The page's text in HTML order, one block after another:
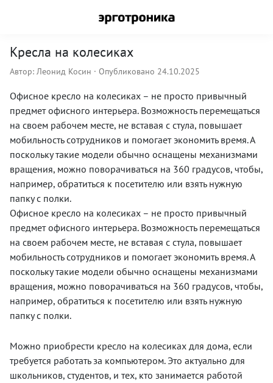
Кресла на колесиках
Автор: Леонид Косин · Опубликовано 24.10.2025
Офисное кресло на колесиках – не просто привычный
предмет офисного интерьера. Возможность перемещаться
на своем рабочем месте, не вставая с стула, повышает
мобильность сотрудников и помогает экономить время. А
поскольку такие модели обычно оснащены механизмами
вращения, можно поворачиваться на 360 градусов, чтобы,
например, обратиться к посетителю или взять нужную
папку с полки.
Офисное кресло на колесиках – не просто привычный
предмет офисного интерьера. Возможность перемещаться
на своем рабочем месте, не вставая с стула, повышает
мобильность сотрудников и помогает экономить время. А
поскольку такие модели обычно оснащены механизмами
вращения, можно поворачиваться на 360 градусов, чтобы,
например, обратиться к посетителю или взять нужную
папку с полки.
Можно приобрести кресло на колесиках для дома, если
требуется работать за компьютером. Это актуально для
школьников, студентов, и тех, кто занимается работой